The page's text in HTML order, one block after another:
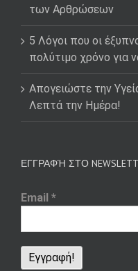
των Αρθρώσεων
5 Λόγοι που οι
πολύτιμο χρόνο για
Απογειώστε την
Λεπτά την Ημέρα!
ΕΓΓΡΑΦΉ ΣΤΟ
Email *